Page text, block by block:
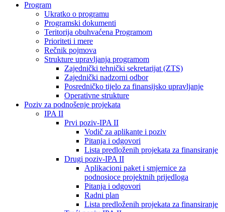
Program
Ukratko o programu
Programski dokumenti
Teritorija obuhvaćena Programom
Prioriteti i mere
Rečnik pojmova
Strukture upravljanja programom
Zajednički tehnički sekretarijat (ZTS)
Zajednički nadzorni odbor
Posredničko tijelo za finansijsko upravljanje
Operativne strukture
Poziv za podnošenje projekata
IPA II
Prvi poziv-IPA II
Vodič za aplikante i poziv
Pitanja i odgovori
Lista predloženih projekata za finansiranje
Drugi poziv-IPA II
Aplikacioni paket i smjernice za
podnosioce projektnih prijedloga
Pitanja i odgovori
Radni plan
Lista predloženih projekata za finansiranje